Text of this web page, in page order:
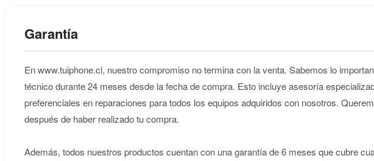
Garantía
En www.tuiphone.cl, nuestro compromiso no termina con la venta. Sabemos lo
técnico durante 24 meses desde la fecha de compra. Esto incluye asesoría
preferenciales en reparaciones para todos los equipos adquiridos con nosotros.
después de haber realizado tu compra.
Además, todos nuestros productos cuentan con una garantía de 6 meses que cubre